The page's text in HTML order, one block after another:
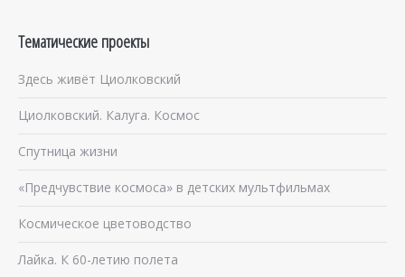
Тематические проекты
Здесь живёт Циолковский
Циолковский. Калуга. Космос
Спутница жизни
«Предчувствие космоса» в детских мультфильмах
Космическое цветоводство
Лайка. К 60-летию полета